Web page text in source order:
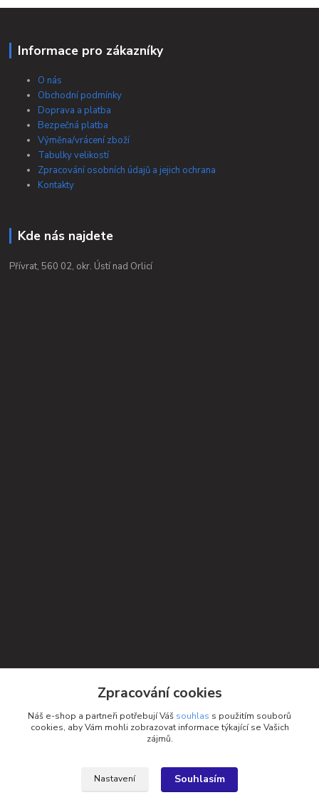
Informace pro zákazníky
O nás
Obchodní podmínky
Doprava a platba
Bezpečná platba
Výměna/vrácení zboží
Tabulky velikostí
Zpracování osobních údajů a jejich ochrana
Kontakty
Kde nás najdete
Přívrat, 560 02, okr. Ústí nad Orlicí
+420 732 552 122
Zpracování cookies
Náš e-shop a partneři potřebují Váš souhlas s použitím souborů
cookies, aby Vám mohli zobrazovat informace týkající se Vašich
zájmů.
Nastavení Souhlasím